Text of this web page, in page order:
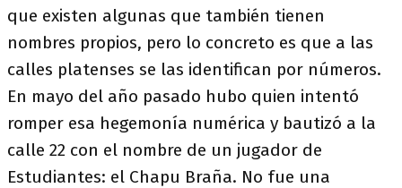
que existen algunas que también tienen
nombres propios, pero lo concreto es que a las
calles platenses se las identifican por números.
En mayo del año pasado hubo quien intentó
romper esa hegemonía numérica y bautizó a la
calle 22 con el nombre de un jugador de
Estudiantes: el Chapu Braña. No fue una